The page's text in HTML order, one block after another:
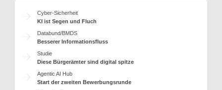
Cyber-Sicherheit
KI ist Segen und Fluch
Databund/BMDS
Besserer Informationsfluss
Studie
Diese Bürgerämter sind digital spitze
Agentic AI Hub
Start der zweiten Bewerbungsrunde